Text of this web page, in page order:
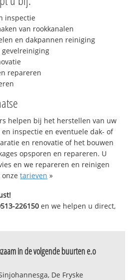
inspectie
van rookkanalen
en dakpannen reiniging
gevelreiniging
repareren
helpen bij het herstellen van uw
en inspectie en eventuele dak- of
en renovatie of het bouwen
opsporen en repareren. U
en we repareren en reinigen
onzetarieven »
226150 en we helpen u direct,
in de volgende buurten e.o
De Fryske